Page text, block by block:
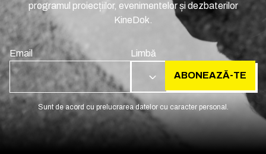
programul proiecțiilor, evenimentelor și dezbaterilor
KineDok.
Email Limbă
RO ABONEAZĂ-TE
Sunt de acord cu prelucrarea datelor cu caracter personal.